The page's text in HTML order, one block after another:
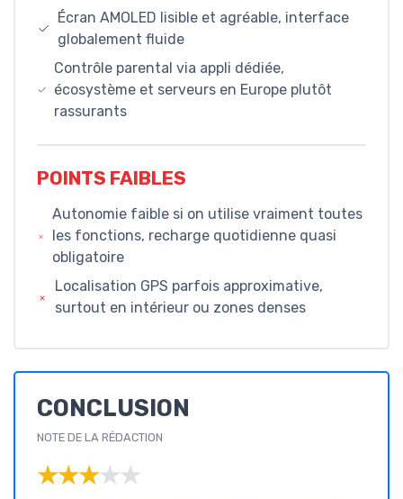
Écran AMOLED lisible et agréable, interface
globalement fluide
Contrôle parental via appli dédiée,
écosystème et serveurs en Europe plutôt
rassurants
POINTS FAIBLES
Autonomie faible si on utilise vraiment toutes
les fonctions, recharge quotidienne quasi
obligatoire
Localisation GPS parfois approximative,
surtout en intérieur ou zones denses
CONCLUSION
NOTE DE LA RÉDACTION
★★★★★
★★★★★